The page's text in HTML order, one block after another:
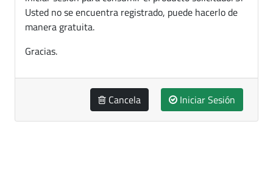
Usted no se encuentra registrado, puede hacerlo de
manera gratuita.
Gracias.
Cancela Iniciar Sesión